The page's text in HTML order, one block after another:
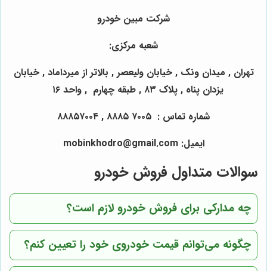
شرکت مبین خودرو
شعبه مرکزی:
تهران , میدان ونک , خیابان ولیعصر , بالاتر از میرداماد , خیابان
یزدان پناه , پلاک ۸۳ , طبقه چهارم , واحد ۱۶
شماره تماس : ۷۰۰۵ ۸۸۸۵ , ۸۸۸۵۷۰۰۴
ایمیل: mobinkhodro@gmail.com
سوالات متداول فروش خودرو
چه مدارکی برای فروش خودرو لازم است؟
چگونه می‌توانم قیمت خودروی خود را تعیین کنم؟